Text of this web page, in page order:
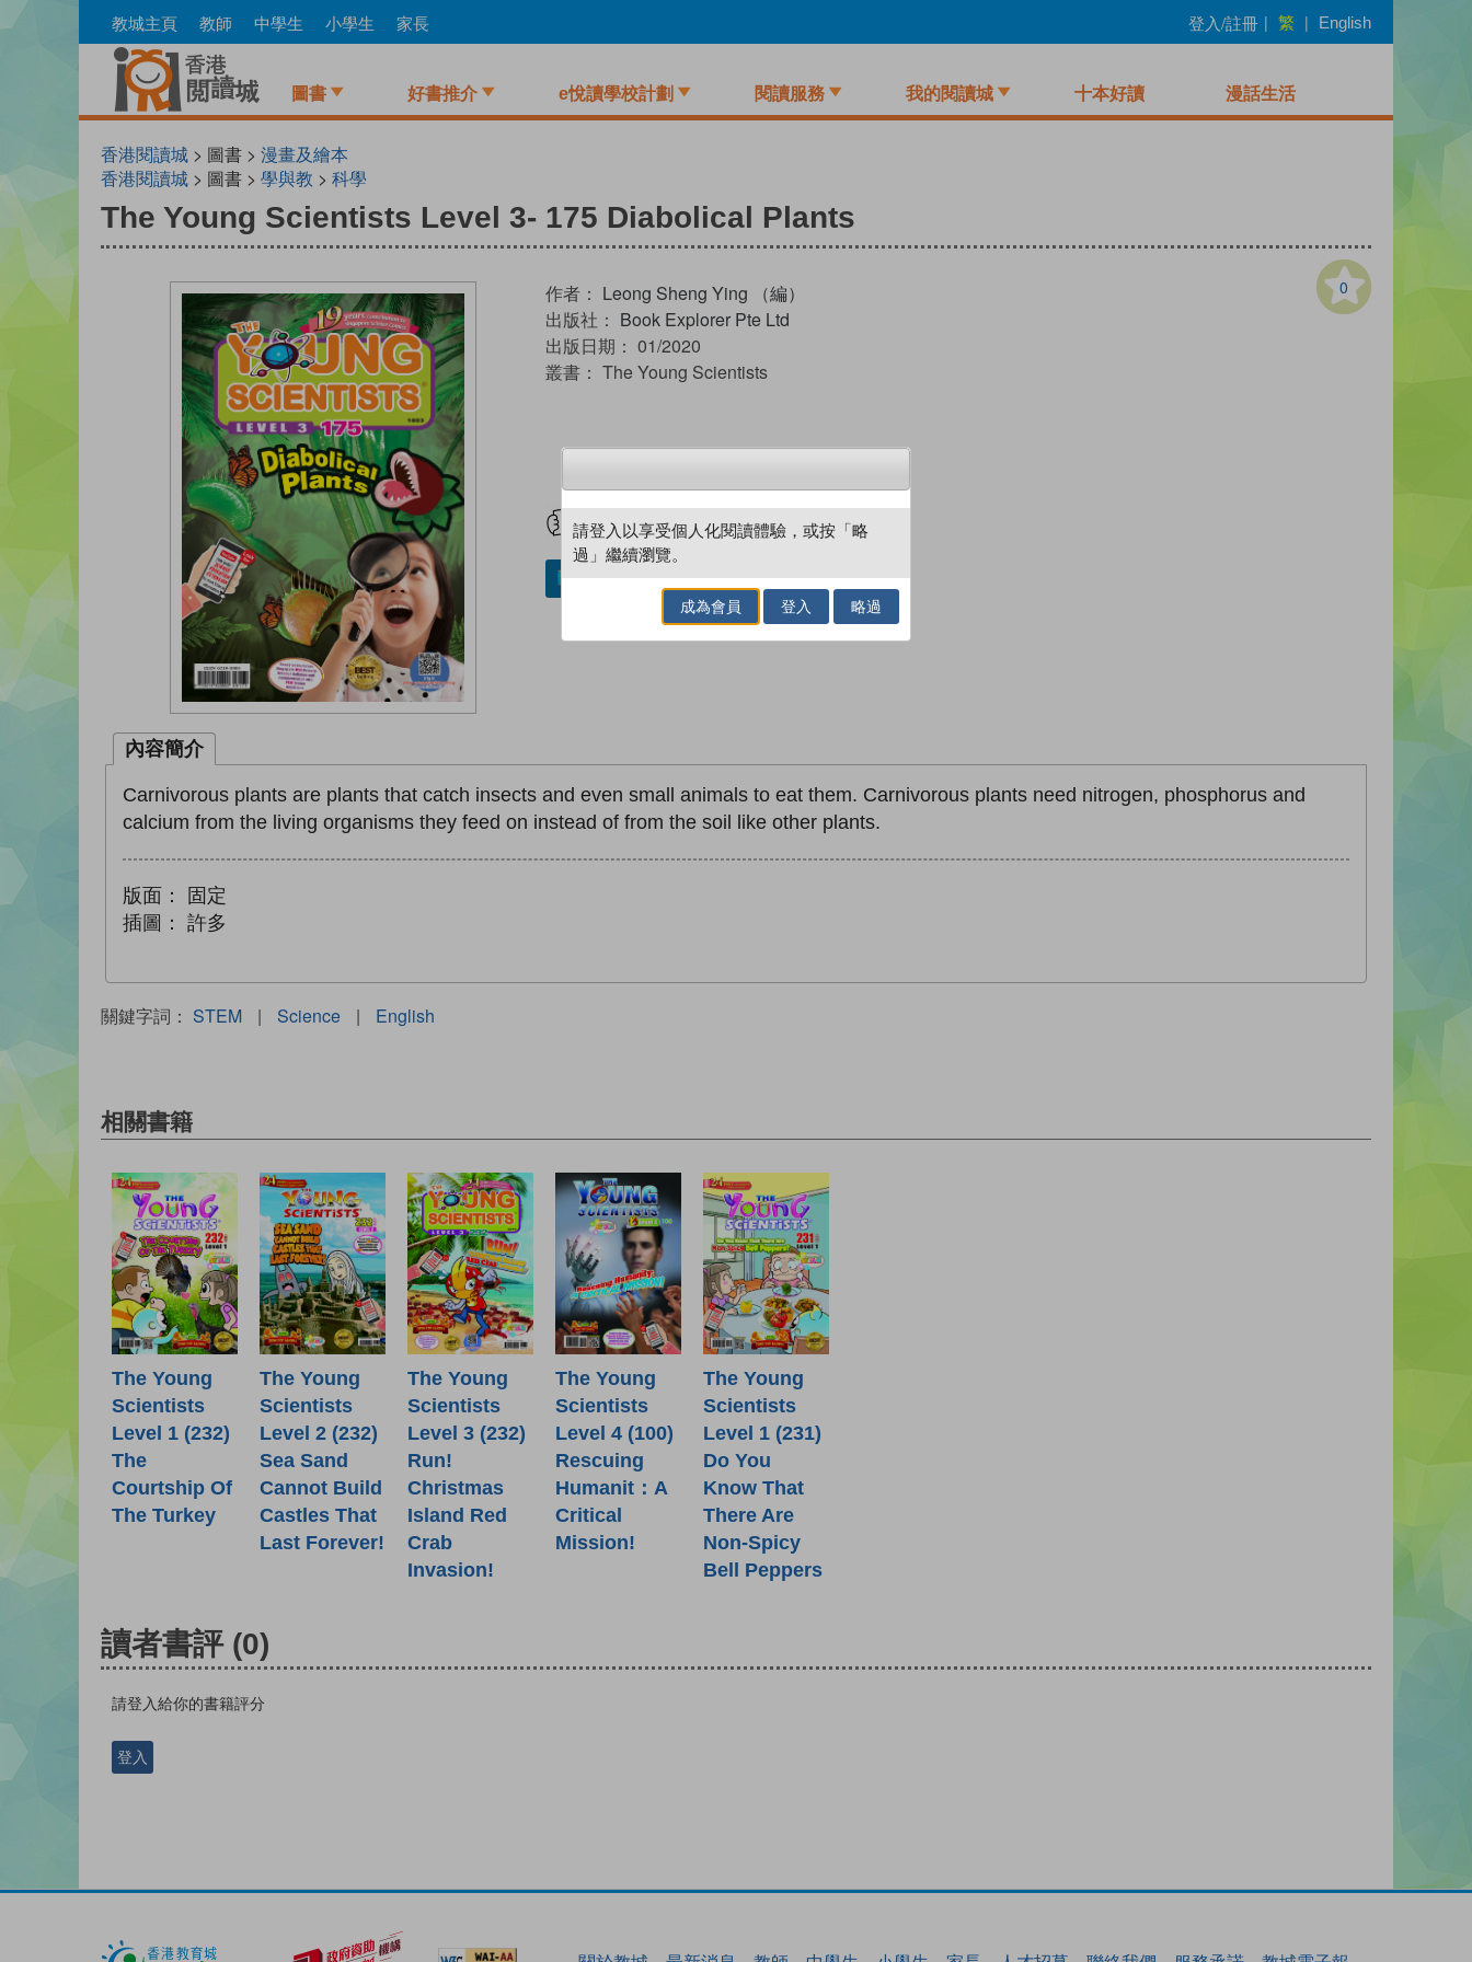
to
教城主頁 教師 中學生 小學生 家長 登入/註冊 | 繁 | English
圖書 好書推介 e悅讀學校計劃 閱讀服務 我的閱讀城 十本好讀 漫話生活
香港閱讀城 > 圖書 > 漫畫及繪本
香港閱讀城 > 圖書 > 學與教 > 科學
The Young Scientists Level 3- 175 Diabolical Plants
0
作者： Leong Sheng Ying （編）
出版社： Book Explorer Pte Ltd
出版日期： 01/2020
叢書： The Young Scientists
試閲 加入閱讀紀錄
加入／閱讀電子書
內容簡介
Carnivorous plants are plants that catch insects and even small animals to eat them. Carnivorous plants need nitrogen, phosphorus and
calcium from the living organisms they feed on instead of from the soil like other plants.
版面：
固定
插圖：
許多
關鍵字詞： STEM | Science | English
相關書籍
The Young
Scientists
Level 1 (232)
The
Courtship Of
The Turkey
The Young
Scientists
Level 2 (232)
Sea Sand
Cannot Build
Castles That
Last Forever!
The Young
Scientists
Level 3 (232)
Run!
Christmas
Island Red
Crab
Invasion!
The Young
Scientists
Level 4 (100)
Rescuing
Humanit：A
Critical
Mission!
The Young
Scientists
Level 1 (231)
Do You
Know That
There Are
Non-Spicy
Bell Peppers
讀者書評 (0)
請登入給你的書籍評分
登入
請登入以享受個人化閱讀體驗，或按「略
過」繼續瀏覽。
成為會員 登入 略過